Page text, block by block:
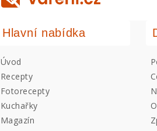
Hlavní nabídka
Úvod
Recepty
Fotorecepty
Kuchařky
Magazín